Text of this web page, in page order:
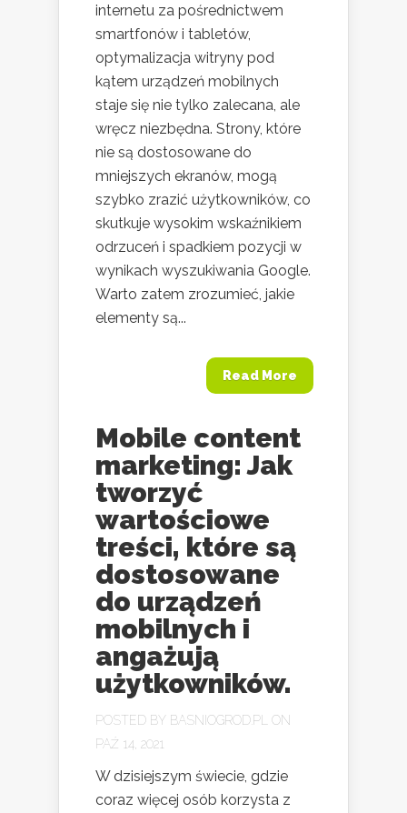
internetu za pośrednictwem
smartfonów i tabletów,
optymalizacja witryny pod
kątem urządzeń mobilnych
staje się nie tylko zalecana, ale
wręcz niezbędna. Strony, które
nie są dostosowane do
mniejszych ekranów, mogą
szybko zrazić użytkowników, co
skutkuje wysokim wskaźnikiem
odrzuceń i spadkiem pozycji w
wynikach wyszukiwania Google.
Warto zatem zrozumieć, jakie
elementy są...
Read More
Mobile content
marketing: Jak
tworzyć
wartościowe
treści, które są
dostosowane
do urządzeń
mobilnych i
angażują
użytkowników.
POSTED BY BASNIOGROD.PL
ON
PAŹ 14, 2021
W dzisiejszym świecie, gdzie
coraz więcej osób korzysta z